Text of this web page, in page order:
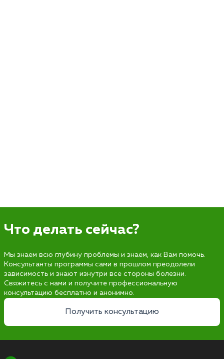
Что делать сейчас?
Мы знаем всю глубину проблемы и знаем, как Вам помочь.
Консультанты программы сами в прошлом преодолели
зависимость и знают изнутри все стороны болезни.
Свяжитесь с нами и получите профессиональную
консультацию бесплатно и анонимно.
Получить консультацию